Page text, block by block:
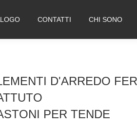
CONTATTI CHI SONO
D'ARREDO
PER TENDE